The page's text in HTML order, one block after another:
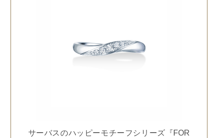
サーバスのハッピーモチーフシリーズ『FOR